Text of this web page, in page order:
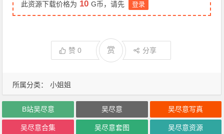
所属分类： 小姐姐
此资源下载价格为 10 G币，请先 登录
赞0 赏 分享
B站吴尽意 吴尽意 吴尽意写真
吴尽意合集 吴尽意套图 吴尽意资源